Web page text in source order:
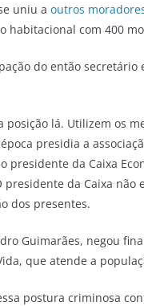
uniu a outros
habitacional com 400
do então secretário
lá. Utilizem os
presidia a
da Caixa
da Caixa não
dos presentes.
Guimarães, negou
que atende a
postura criminosa